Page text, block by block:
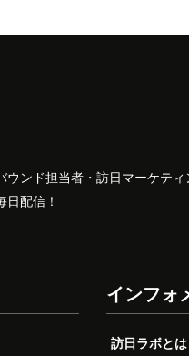
ンド担当者・訪日マーケテ
配信！
インフォ
訪日ラボとは